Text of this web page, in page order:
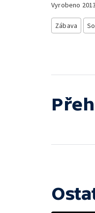
Vyrobeno 2013
Zábava